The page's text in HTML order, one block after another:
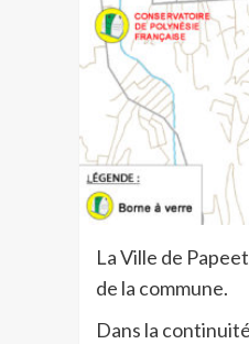
La Ville de
de la commune.
Dans la